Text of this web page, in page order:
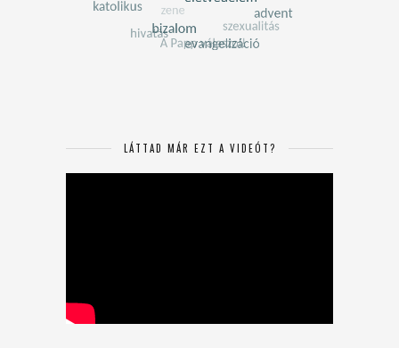
LÁTTAD MÁR EZT A VIDEÓT?